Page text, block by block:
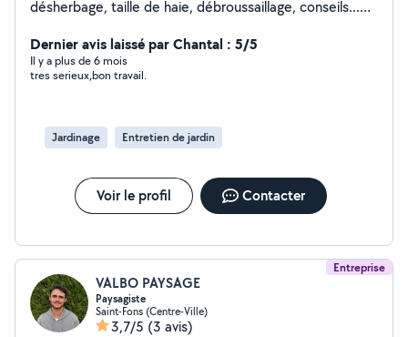
désherbage, taille de haie, débroussaillage, conseils...
pas d'élagage.
Dernier avis laissé par Chantal : 5/5
Il y a plus de 6 mois
tres serieux,bon travail.
Jardinage Entretien de jardin
Voir le profil Contacter
Entreprise
VALBO PAYSAGE
Paysagiste
Saint-Fons (Centre-Ville)
3,7/5 (3 avis)